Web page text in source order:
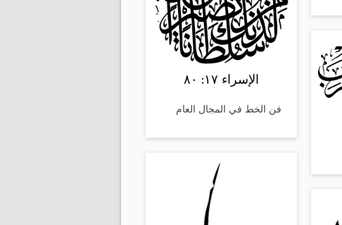
الإسراء ١٧: ٨٠
فن الخط في المجال العام